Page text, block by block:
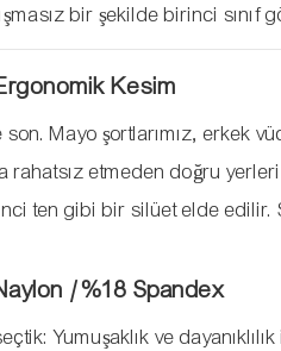
bir şekilde birinci sınıf
Kesim
Mayo şortlarımız, erkek
rahatsız etmeden doğru
ten gibi bir silüet elde
/ %18 Spandex
Yumuşaklık ve